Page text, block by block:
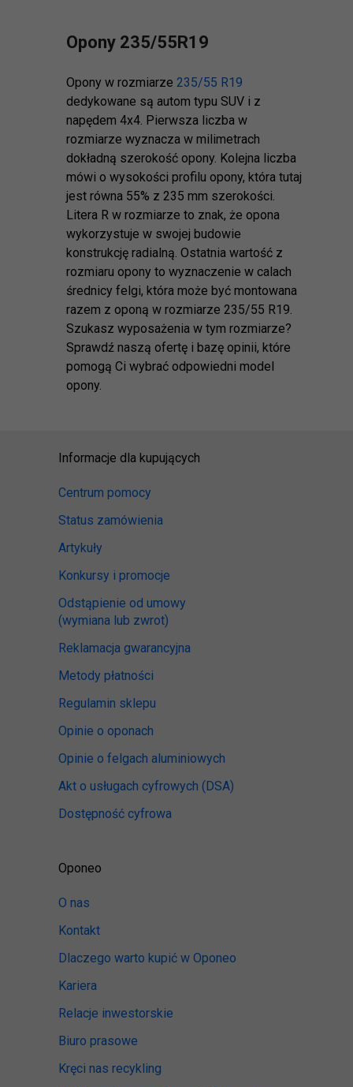
Opony 235/55R19
Opony w rozmiarze 235/55 R19
dedykowane są autom typu SUV i z
napędem 4x4. Pierwsza liczba w
rozmiarze wyznacza w milimetrach
dokładną szerokość opony. Kolejna liczba
mówi o wysokości profilu opony, która tutaj
jest równa 55% z 235 mm szerokości.
Litera R w rozmiarze to znak, że opona
wykorzystuje w swojej budowie
konstrukcję radialną. Ostatnia wartość z
rozmiaru opony to wyznaczenie w calach
średnicy felgi, która może być montowana
razem z oponą w rozmiarze 235/55 R19.
Szukasz wyposażenia w tym rozmiarze?
Sprawdź naszą ofertę i bazę opinii, które
pomogą Ci wybrać odpowiedni model
opony.
Informacje dla kupujących
Centrum pomocy
Status zamówienia
Artykuły
Konkursy i promocje
Odstąpienie od umowy
(wymiana lub zwrot)
Reklamacja gwarancyjna
Metody płatności
Regulamin sklepu
Opinie o oponach
Opinie o felgach aluminiowych
Akt o usługach cyfrowych (DSA)
Dostępność cyfrowa
Oponeo
O nas
Kontakt
Dlaczego warto kupić w Oponeo
Kariera
Relacje inwestorskie
Biuro prasowe
Kręci nas recykling